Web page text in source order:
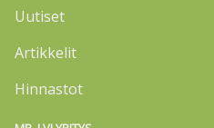
Uutiset
Artikkelit
Hinnastot